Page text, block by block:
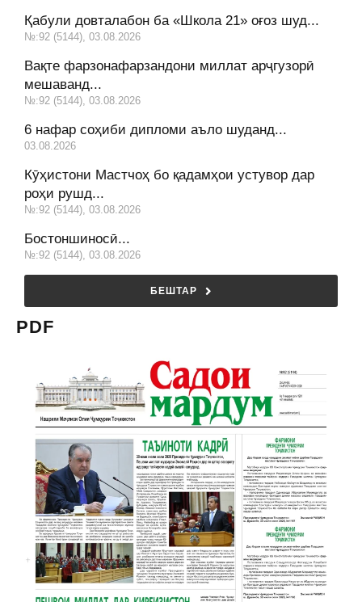
Қабули довталабон ба «Школа 21» оғоз шуд...
№:92 (5144), 03.08.2026
Вақте фарзонафарзандони миллат арҷгузорӣ
мешаванд...
№:92 (5144), 03.08.2026
6 нафар соҳиби дипломи аъло шуданд...
03.08.2026
Кӯҳистони Мастчоҳ бо қадамҳои устувор дар
роҳи рушд...
№:92 (5144), 03.08.2026
Бостоншиносӣ...
№:92 (5144), 03.08.2026
БЕШТАР
PDF